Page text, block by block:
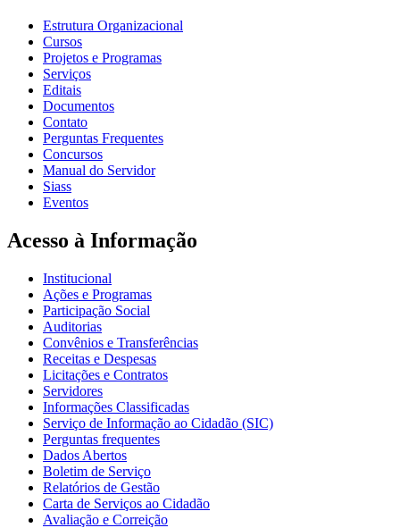
Estrutura Organizacional
Cursos
Projetos e Programas
Serviços
Editais
Documentos
Contato
Perguntas Frequentes
Concursos
Manual do Servidor
Siass
Eventos
Acesso à Informação
Institucional
Ações e Programas
Participação Social
Auditorias
Convênios e Transferências
Receitas e Despesas
Licitações e Contratos
Servidores
Informações Classificadas
Serviço de Informação ao Cidadão (SIC)
Perguntas frequentes
Dados Abertos
Boletim de Serviço
Relatórios de Gestão
Carta de Serviços ao Cidadão
Avaliação e Correição